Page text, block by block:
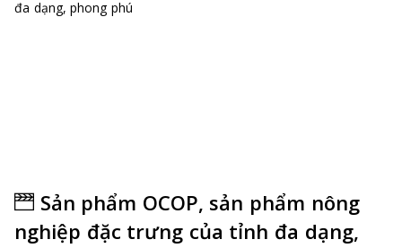
Sản phẩm OCOP, sản phẩm nông
nghiệp đặc trưng của tỉnh đa dạng,